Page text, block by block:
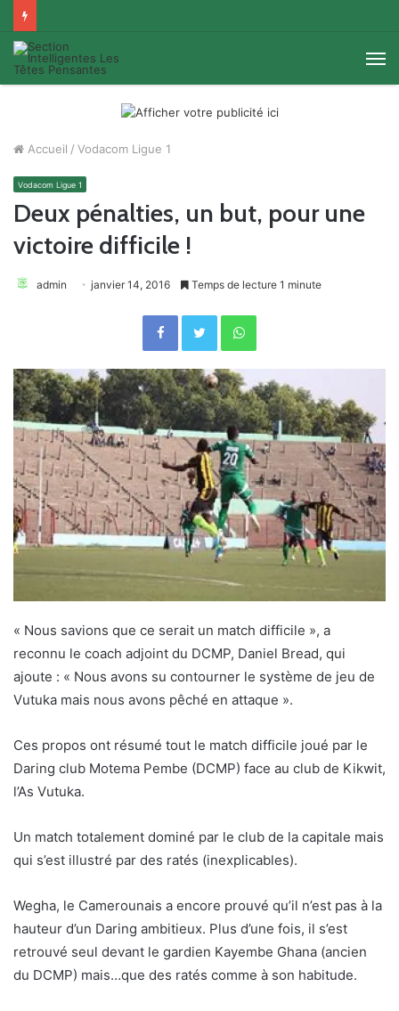
Accueil / Vodacom Ligue 1
Vodacom Ligue 1
Deux pénalties, un but, pour une
victoire difficile !
admin janvier 14, 2016 Temps de lecture 1 minute
FacebookTwitterWhatsApp
« Nous savions que ce serait un match difficile », a
reconnu le coach adjoint du DCMP, Daniel Bread, qui
ajoute : « Nous avons su contourner le système de jeu de
Vutuka mais nous avons pêché en attaque ».
Ces propos ont résumé tout le match difficile joué par le
Daring club Motema Pembe (DCMP) face au club de Kikwit,
l’As Vutuka.
Un match totalement dominé par le club de la capitale mais
qui s’est illustré par des ratés (inexplicables).
Wegha, le Camerounais a encore prouvé qu’il n’est pas à la
hauteur d’un Daring ambitieux. Plus d’une fois, il s’est
retrouvé seul devant le gardien Kayembe Ghana (ancien
du DCMP) mais…que des ratés comme à son habitude.